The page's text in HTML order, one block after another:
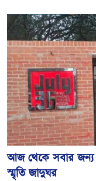
আজ থেকে সবার জন্য
স্মৃতি জাদুঘর